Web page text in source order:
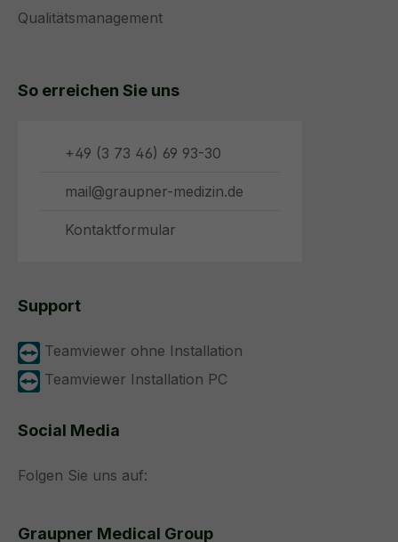
Qualitätsmanagement
So erreichen Sie uns
+49 (3 73 46) 69 93-30
mail@graupner-medizin.de
Kontaktformular
Support
Teamviewer ohne Installation
Teamviewer Installation PC
Social Media
Folgen Sie uns auf:
Graupner Medical Group